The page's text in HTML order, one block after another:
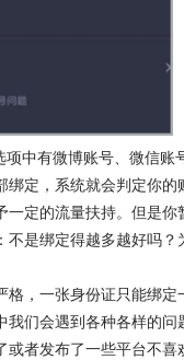
项中有微博账号、微信账
绑定，系统就会判定你的
一定的流量扶持。但是你
不是绑定得越多越好吗？
格，一张身份证只能绑定
我们会遇到各种各样的问
或者发布了一些平台不喜